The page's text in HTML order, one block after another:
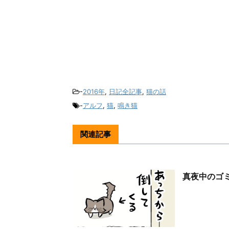
-2016年, 日記全記事, 猫の話
-アルフ, 猫, 鳴き猫
関連記事
真夜中のゴ